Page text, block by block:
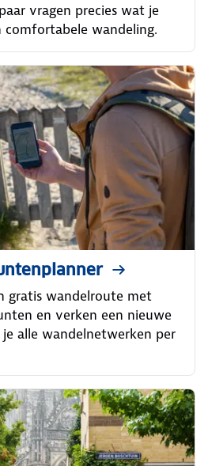
vragen precies wat je
wandeling.
gratis wandelroute met
en verken een nieuwe
alle wandelnetwerken per